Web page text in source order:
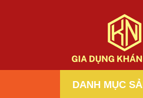
DANH MỤC